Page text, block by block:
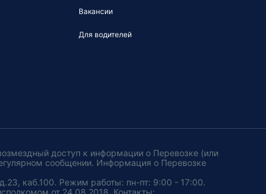
Вакансии
Для водителей
доступ к информации о Перевозке (или
сообщении. Информация о Перевозке
каб.100. Режим работы: пн-пт: 9:00 - 17:00.
от 24.08.2018. Контакты: